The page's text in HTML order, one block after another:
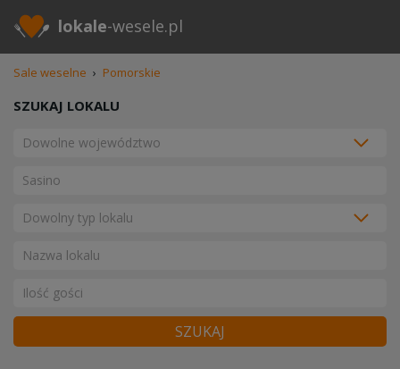
lokale-wesele.pl
Sale weselne › Pomorskie
SZUKAJ LOKALU
SZUKAJ